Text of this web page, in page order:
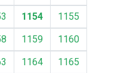
1154
1155
1159
1160
1164
1165